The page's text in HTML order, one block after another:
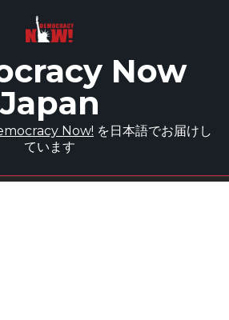
Now
Japan
Now! を日本語でお届けし
ています